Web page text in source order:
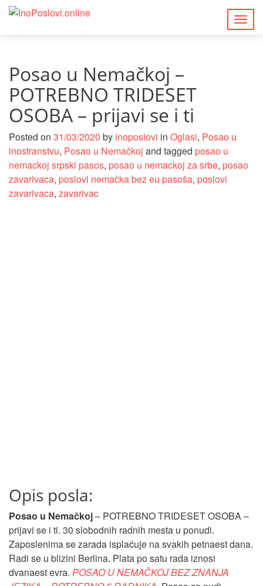
Posao u Nemačkoj –
POTREBNO TRIDESET
OSOBA – prijavi se i ti
Posted on 31/03/2020 by inoposlovi in Oglasi, Posao u
inostranstvu, Posao u Nemačkoj and tagged posao u
nemackoj srpski pasos, posao u nemackoj za srbe, posao
zavarivaca, poslovi nemačka bez eu pasoša, poslovi
zavarivaca, zavarivac
Opis posla:
Posao u Nemačkoj– POTREBNO TRIDESET OSOBA –
prijavi se i ti. 30 slobodnih radnih mesta u ponudi.
Zaposlenima se zarada isplaćuje na svakih petnaest dana.
Radi se u blizini Berlina. Plata po satu rada iznosi
dvanaest evra. POSAO U NEMAČKOJ BEZ ZNANJA